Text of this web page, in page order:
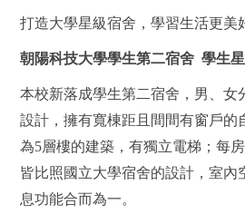
打造大學星級宿舍，學習生活更美
朝陽科技大學學生第二宿舍 學生
本校新落成學生第二宿舍，男、女
設計，擁有寬棟距且間間有窗戶的
為5層樓的建築，有獨立電梯；每
皆比照國立大學宿舍的設計，室內
息功能合而為一。